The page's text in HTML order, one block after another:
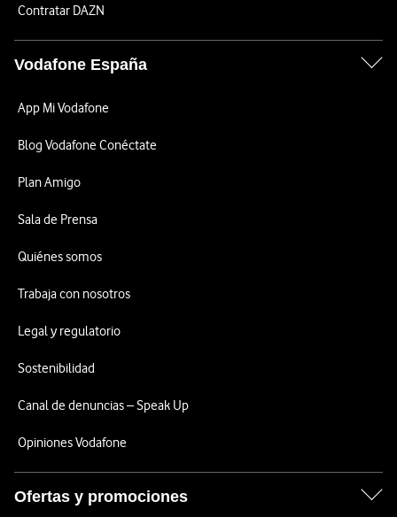
Contratar DAZN
Vodafone España
App Mi Vodafone
Blog Vodafone Conéctate
Plan Amigo
Sala de Prensa
Quiénes somos
Trabaja con nosotros
Legal y regulatorio
Sostenibilidad
Canal de denuncias – Speak Up
Opiniones Vodafone
Ofertas y promociones